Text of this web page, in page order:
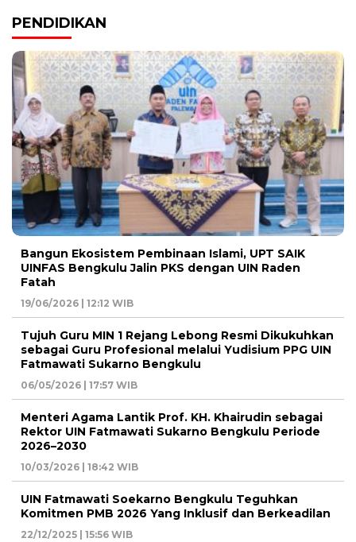
PENDIDIKAN
Bangun Ekosistem Pembinaan Islami, UPT SAIK
UINFAS Bengkulu Jalin PKS dengan UIN Raden
Fatah
19/06/2026 | 12:12 WIB
Tujuh Guru MIN 1 Rejang Lebong Resmi Dikukuhkan
sebagai Guru Profesional melalui Yudisium PPG UIN
Fatmawati Sukarno Bengkulu
06/05/2026 | 17:57 WIB
Menteri Agama Lantik Prof. KH. Khairudin sebagai
Rektor UIN Fatmawati Sukarno Bengkulu Periode
2026–2030
10/03/2026 | 18:42 WIB
UIN Fatmawati Soekarno Bengkulu Teguhkan
Komitmen PMB 2026 Yang Inklusif dan Berkeadilan
22/12/2025 | 15:56 WIB